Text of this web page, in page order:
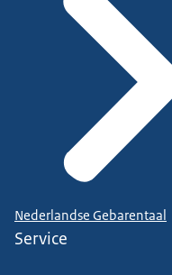
Nederlandse Gebarentaal
Service